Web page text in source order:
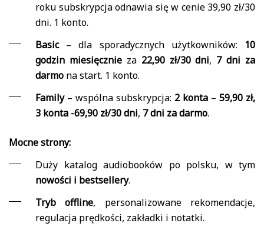
roku subskrypcja odnawia się w cenie 39,90 zł/30
dni. 1 konto.
Basic– dla sporadycznych użytkowników: 10
godzin miesięcznieza 22,90 zł/30 dni, 7 dni za
darmo na start. 1 konto.
Family– wspólna subskrypcja: 2 konta – 59,90 zł,
3 konta -69,90 zł/30 dni, 7 dni za darmo.
Mocne strony:
Duży katalog audiobooków po polsku, w tym
nowości i bestsellery.
Tryb offline, personalizowane rekomendacje,
regulacja prędkości, zakładki i notatki.